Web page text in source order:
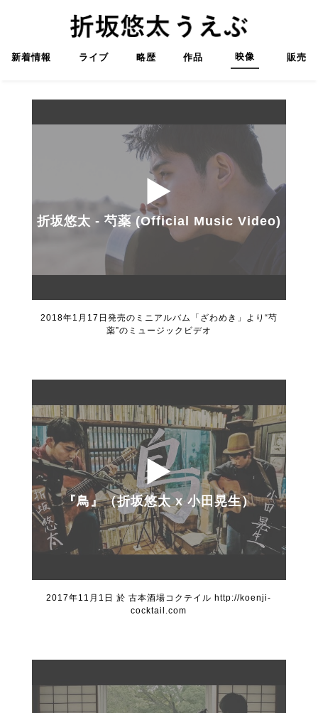
新着情報 ライブ 略歴 作品 映像 販売
折坂悠太 - 芍薬 (Official Music Video)
2018年1月17日発売のミニアルバム「ざわめき」より“芍
薬”のミュージックビデオ
『鳥』（折坂悠太 x 小田晃生）
2017年11月1日 於 古本酒場コクテイルhttp://koenji-
cocktail.com